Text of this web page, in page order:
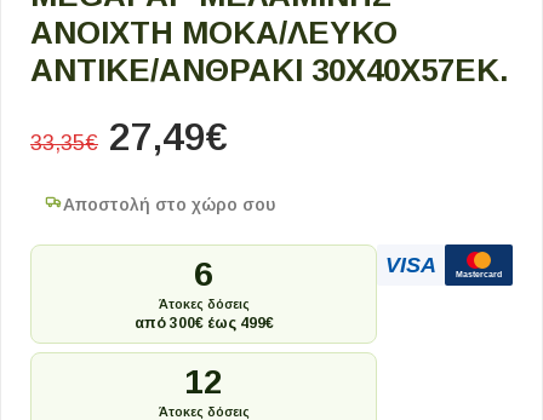
ΑΝΟΙΧΤΉ ΜΌΚΑ/ΛΕΥΚΌ
ΑΝΤΙΚΈ/ΑΝΘΡΑΚΊ 30X40X57ΕΚ.
33,35€ 27,49€
Αποστολή στο χώρο σου
6
Άτοκες δόσεις
από 300€ έως 499€
12
Άτοκες δόσεις
VISA Mastercard